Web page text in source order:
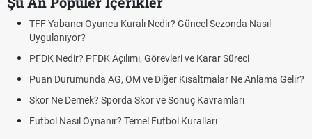
Yabancı Oyuncu Kuralı Nedir? Güncel Sezonda Nasıl
Nedir? PFDK Açılımı, Görevleri ve Karar Süreci
Durumunda AG, OM ve Diğer Kısaltmalar Ne Anlama Gelir?
Ne Demek? Sporda Skor ve Sonuç Kavramları
Nasıl Oynanır? Temel Futbol Kuralları